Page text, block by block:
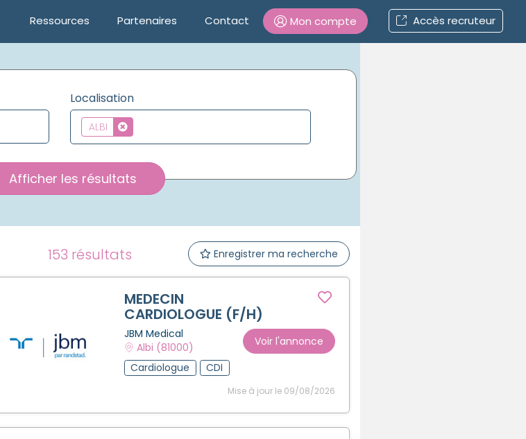
Ressources Partenaires Contact Mon compte Accès recruteur
Se connecter avec Facebook
Se connecter avec LinkedIn
Localisation
ALBI
Afficher les résultats
153 résultats Enregistrer ma recherche
MEDECIN
CARDIOLOGUE (F/H)
JBM Medical
Albi (81000)
Voir l'annonce
Cardiologue
CDI
Mise à jour le 09/08/2026